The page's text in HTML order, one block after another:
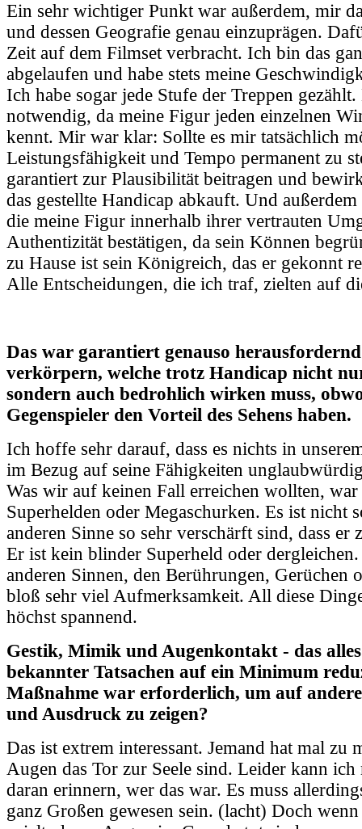
Ein sehr wichtiger Punkt war außerdem, mir
und dessen Geografie genau einzuprägen.
Zeit auf dem Filmset verbracht. Ich bin das
abgelaufen und habe stets meine
Ich habe sogar jede Stufe der Treppen
notwendig, da meine Figur jeden einzelnen
kennt. Mir war klar: Sollte es mir tatsächlich
Leistungsfähigkeit und Tempo permanent zu
garantiert zur Plausibilität beitragen und
das gestellte Handicap abkauft. Und
die meine Figur innerhalb ihrer vertrauten
Authentizität bestätigen, da sein Können
zu Hause ist sein Königreich, das er gekonnt
Alle Entscheidungen, die ich traf, zielten auf
Das war garantiert genauso
verkörpern, welche trotz Handicap nicht
sondern auch bedrohlich wirken muss,
Gegenspieler den Vorteil des Sehens haben.
Ich hoffe sehr darauf, dass es nichts in
im Bezug auf seine Fähigkeiten
Was wir auf keinen Fall erreichen wollten, war
Superhelden oder Megaschurken. Es ist nicht
anderen Sinne so sehr verschärft sind, dass
Er ist kein blinder Superheld oder
anderen Sinnen, den Berührungen, Gerüchen
bloß sehr viel Aufmerksamkeit. All diese
höchst spannend.
Gestik, Mimik und Augenkontakt - das
bekannter Tatsachen auf ein Minimum
Maßnahme war erforderlich, um auf andere
und Ausdruck zu zeigen?
Das ist extrem interessant. Jemand hat mal zu
Augen das Tor zur Seele sind. Leider kann
daran erinnern, wer das war. Es muss
ganz Großen gewesen sein. (lacht) Doch